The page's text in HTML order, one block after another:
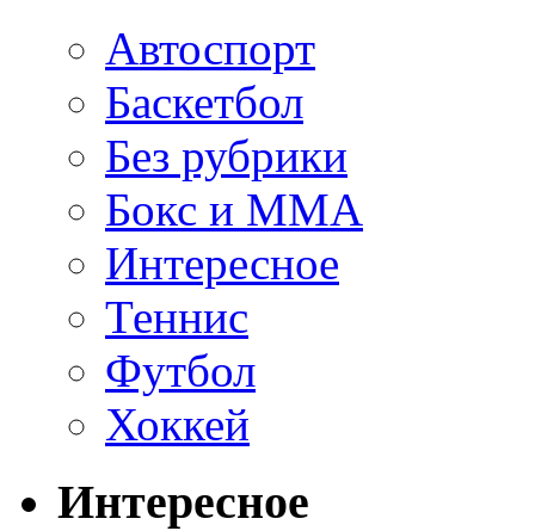
Автоспорт
Баскетбол
Без рубрики
Бокс и ММА
Интересное
Теннис
Футбол
Хоккей
Интересное